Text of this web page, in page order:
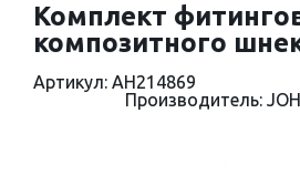
Комплект
композитного
Артикул: AH214869
Производитель: